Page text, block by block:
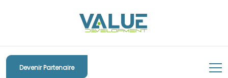
Devenir Partenaire